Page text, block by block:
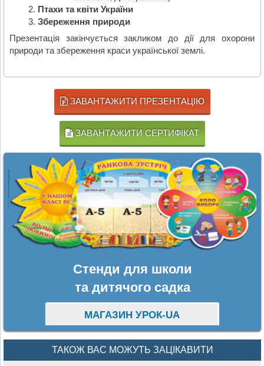
Птахи та квіти України
Збереження природи
Презентація закінчується закликом до дії для охорони
природи та збереження краси української землі.
ЗАВАНТАЖИТИ ПРЕЗЕНТАЦІЮ
ЗАВАНТАЖИТИ СЕРТИФІКАТ
Стенди для школи
та дитячого садка
МАГАЗИН УРОК-UA
ТАКОЖ ВАС МОЖУТЬ ЗАЦІКАВИТИ